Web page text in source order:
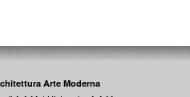
Arte Moderna